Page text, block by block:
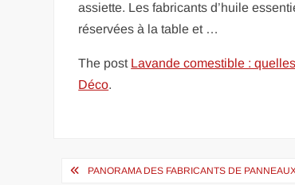
assiette. Les fabricants d’huile
réservées à la table et …
The post Lavande comestible :
Déco.
Navigation
PANORAMA DES FABRICANTS DE